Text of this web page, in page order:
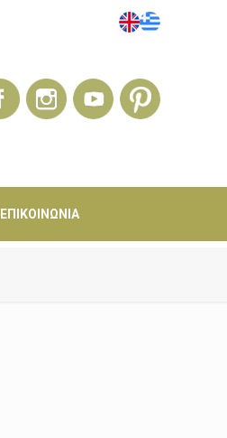
ΕΠΙΚΟΙΝΩΝΊΑ